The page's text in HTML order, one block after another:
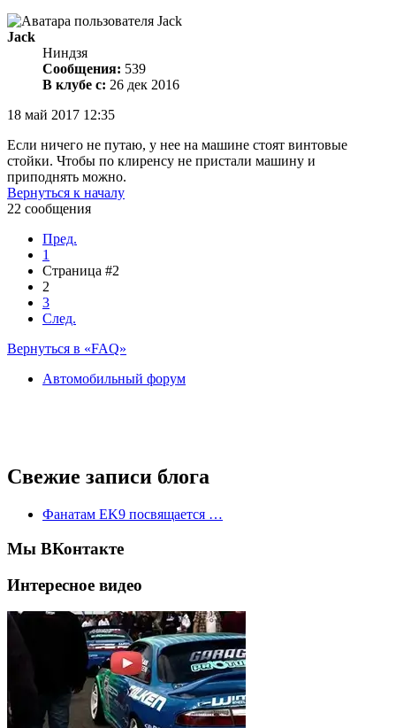
Jack
Ниндзя
Сообщения: 539
В клубе с: 26 дек 2016
18 май 2017 12:35
Если ничего не путаю, у нее на машине стоят винтовые
стойки. Чтобы по клиренсу не пристали машину и
приподнять можно.
Вернуться к началу
22 сообщения
Пред.
1
Страница #2
2
3
След.
Вернуться в «FAQ»
Автомобильный форум
Свежие записи блога
Фанатам EK9 посвящается …
Мы ВКонтакте
Интересное видео